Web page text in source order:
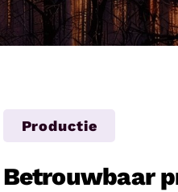
Productie
Betrouwbaar